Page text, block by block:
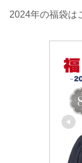
2024年の福袋は